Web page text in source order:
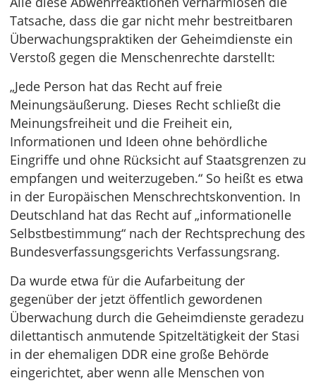
Tatsache, dass die gar nicht mehr bestreitbaren
Überwachungspraktiken der Geheimdienste ein
Verstoß gegen die Menschenrechte darstellt:
„Jede Person hat das Recht auf freie
Meinungsäußerung. Dieses Recht schließt die
Meinungsfreiheit und die Freiheit ein,
Informationen und Ideen ohne behördliche
Eingriffe und ohne Rücksicht auf Staatsgrenzen zu
empfangen und weiterzugeben.“ So heißt es etwa
in der Europäischen Menschrechtskonvention. In
Deutschland hat das Recht auf „informationelle
Selbstbestimmung“ nach der Rechtsprechung des
Bundesverfassungsgerichts Verfassungsrang.
Da wurde etwa für die Aufarbeitung der
gegenüber der jetzt öffentlich gewordenen
Überwachung durch die Geheimdienste geradezu
dilettantisch anmutende Spitzeltätigkeit der Stasi
in der ehemaligen DDR eine große Behörde
eingerichtet, aber wenn alle Menschen von